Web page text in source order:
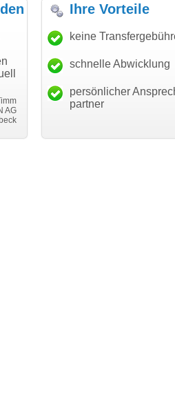
für den schnellen
und guten Service!"
Thomas Schäfer
communication GmbH
"Ich bin
haben.
mein
Ihre Vorteile
keine
schnelle Abwicklung
persönlicher
partner